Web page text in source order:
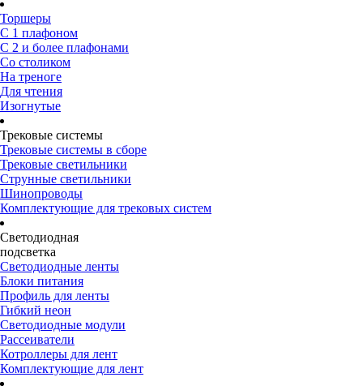
Торшеры
С 1 плафоном
С 2 и более плафонами
Со столиком
На треноге
Для чтения
Изогнутые
Трековые системы
Трековые системы в сборе
Трековые светильники
Струнные светильники
Шинопроводы
Комплектующие для трековых систем
Светодиодная
подсветка
Светодиодные ленты
Блоки питания
Профиль для ленты
Гибкий неон
Светодиодные модули
Рассеиватели
Котроллеры для лент
Комплектующие для лент